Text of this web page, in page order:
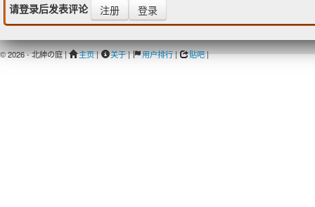
请登录后发表评论 注册 登录
© 2026 - 北紳の庭 | 主页| 关于| 用户排行| 贴吧|